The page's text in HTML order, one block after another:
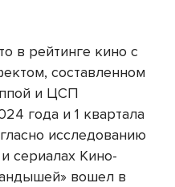
в рейтинге кино с
составленном
и ЦСП
года и 1 квартала
исследованию
сериалах Кино-
вошел в